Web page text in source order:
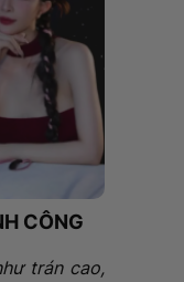
CÔNG
trán cao,